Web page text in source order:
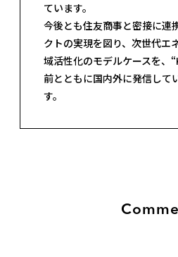
ています。
今後とも住友商事と密接に連
クトの実現を図り、次世代エ
域活性化のモデルケースを、
前とともに国内外に発信して
す。